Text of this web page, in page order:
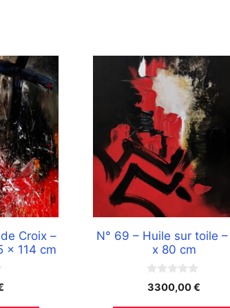
Croix –
x 114 cm
N° 69 – Huile sur toile –
x 80 cm
0
s
3300,00€